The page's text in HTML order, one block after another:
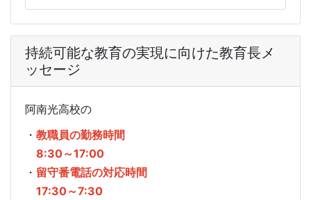
持続可能な教育の実現に向けた教育長メ
ッセージ
阿南光高校の
・ 教職員の勤務時間
8:30～17:00
・ 留守番電話の対応時間
17:30～7:30